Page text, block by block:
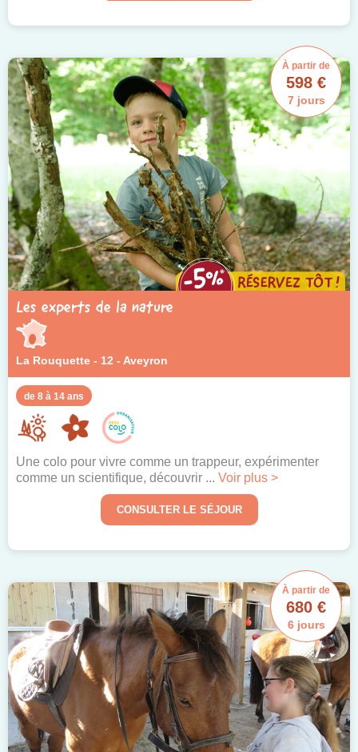
Les experts de la nature
La Rouquette - 12 - Aveyron
de 8 à 14 ans
À partir de
598 €
7 jours
Une colo pour vivre comme un trappeur, expérimenter
comme un scientifique, découvrir ... Voir plus >
CONSULTER LE SÉJOUR
À partir de
680 €
6 jours